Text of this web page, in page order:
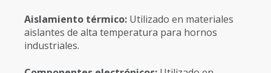
Aislamiento térmico: Utilizado en materiales
aislantes de alta temperatura para hornos
industriales.